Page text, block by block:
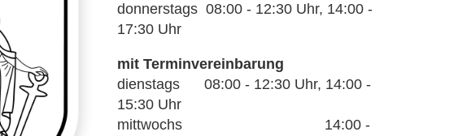
donnerstags 08:00 - 12:30 Uhr, 14:00 -
17:30 Uhr
mit Terminvereinbarung
dienstags 08:00 - 12:30 Uhr, 14:00 -
15:30 Uhr
mittwochs 14:00 -